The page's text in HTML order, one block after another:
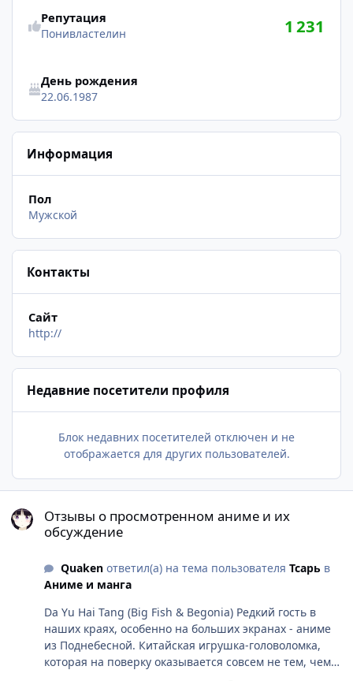
Репутация
Понивластелин 1 231
День рождения
22.06.1987
Информация
Пол
Мужской
Контакты
Сайт
http://
Недавние посетители профиля
Блок недавних посетителей отключен и не
отображается для других пользователей.
Отзывы о просмотренном аниме и их
обсуждение
Quakenответил(а) на тема пользователя Тсарь в
Аниме и манга
Da Yu Hai Tang (Big Fish & Begonia) Редкий гость в
наших краях, особенно на больших экранах - аниме
из Поднебесной. Китайская игрушка-головоломка,
которая на поверку оказывается совсем не тем, чем
казалась. Красивое, нарисованное почти не хуже,